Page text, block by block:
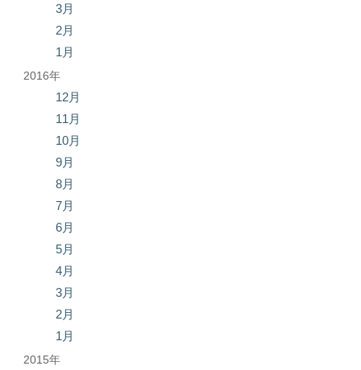
3月
2月
1月
2016年
12月
11月
10月
9月
8月
7月
6月
5月
4月
3月
2月
1月
2015年